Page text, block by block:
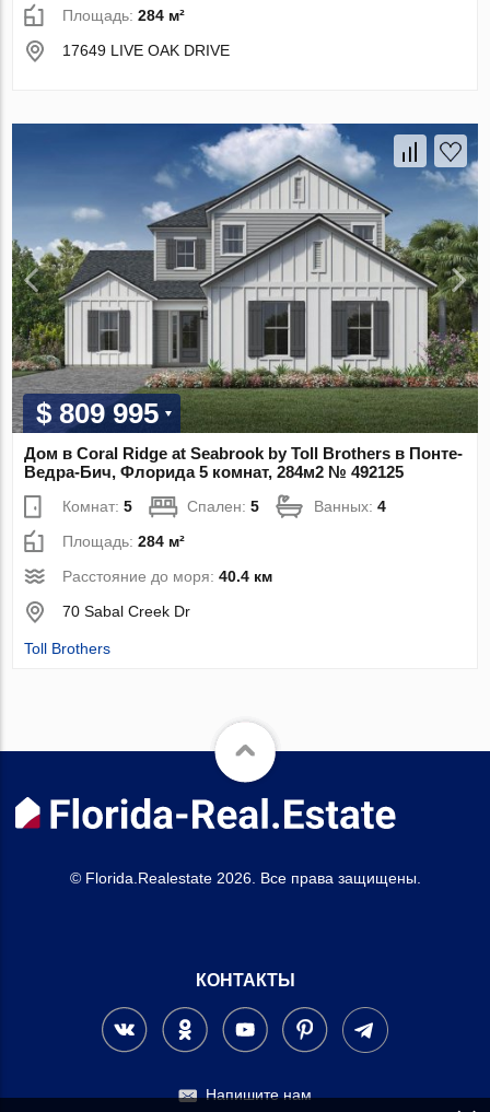
Площадь:284 м²
17649 LIVE OAK DRIVE
$ 809 995
Дом в Coral Ridge at Seabrook by Toll Brothers в Понте-
Ведра-Бич, Флорида 5 комнат, 284м2 № 492125
Комнат:5 Спален:5 Ванных:4
Площадь:284 м²
Расстояние до моря:40.4 км
70 Sabal Creek Dr
Toll Brothers
© Florida.Realestate 2026. Все права защищены.
КОНТАКТЫ
Напишите нам